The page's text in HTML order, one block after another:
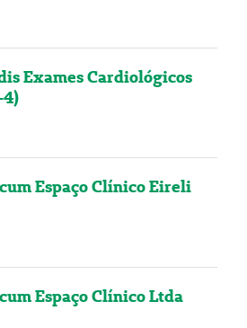
Exames Cardiológicos
4)
Espaço Clínico Eireli
Espaço Clínico Ltda